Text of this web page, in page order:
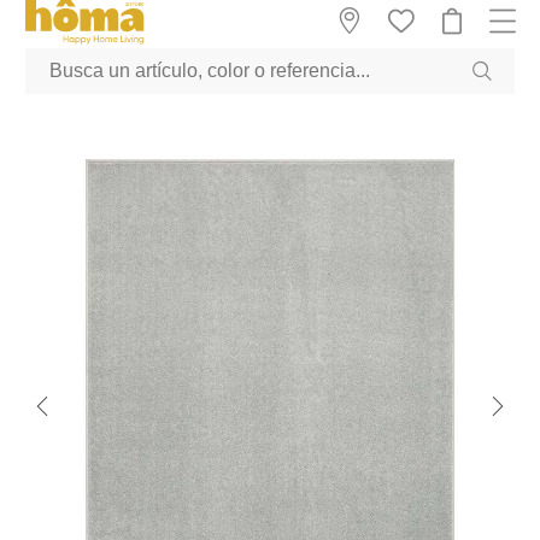
GTM-M23T38WX true